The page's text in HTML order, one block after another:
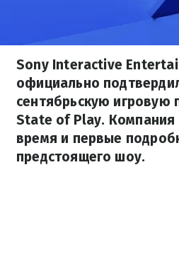
Sony Interactive
официально
сентябрьскую игровую
State of Play. Компания
время и первые
предстоящего шоу.